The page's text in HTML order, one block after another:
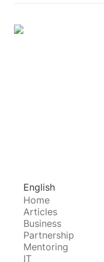
English
Home
Articles
Business
Partnership
Mentoring
IT